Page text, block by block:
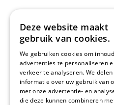
L&D
Noorwegenstraat
9940
Deze website maakt
gebruik van cookies.
We gebruiken cookies om
advertenties te personaliseren
verkeer te analyseren. We delen
informatie over uw gebruik van
met onze advertentie- en
die deze kunnen combineren